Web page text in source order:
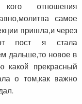
отношения
самое
пришла,и через
пост я стала
дальше,то новое в
какой прекрасный
о том,как важно